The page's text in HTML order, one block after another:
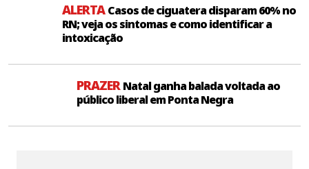
ALERTACasos de ciguatera disparam 60% no
RN; veja os sintomas e como identificar a
intoxicação
PRAZER Natal ganha balada voltada ao
público liberal em Ponta Negra